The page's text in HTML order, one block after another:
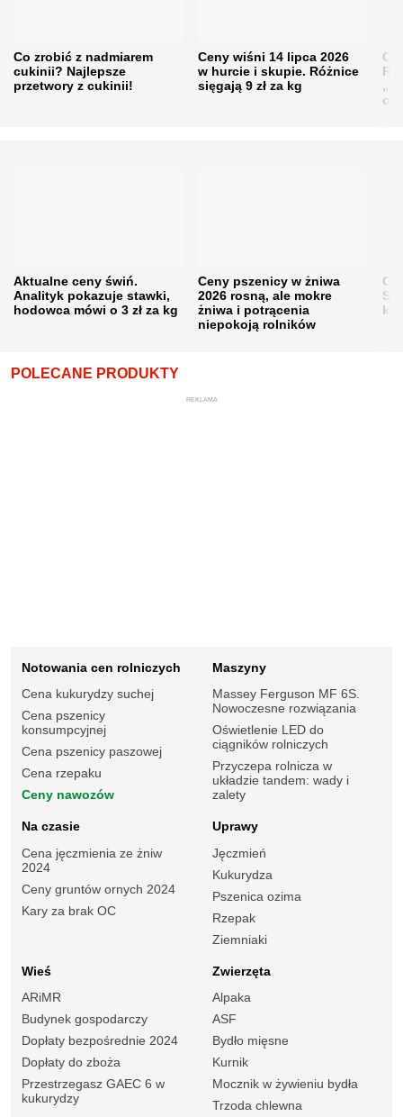
Co zrobić z nadmiarem
cukinii? Najlepsze
przetwory z cukinii!
Ceny wiśni 14 lipca 2026
w hurcie i skupie. Różnice
sięgają 9 zł za kg
Aktualne ceny świń.
Analityk pokazuje stawki,
hodowca mówi o 3 zł za kg
Ceny pszenicy w żniwa
2026 rosną, ale mokre
żniwa i potrącenia
niepokoją rolników
POLECANE PRODUKTY
REKLAMA
Notowania cen rolniczych
Cena kukurydzy suchej
Cena pszenicy
konsumpcyjnej
Cena pszenicy paszowej
Cena rzepaku
Ceny nawozów
Maszyny
Massey Ferguson MF 6S.
Nowoczesne rozwiązania
Oświetlenie LED do
ciągników rolniczych
Przyczepa rolnicza w
układzie tandem: wady i
zalety
Na czasie
Cena jęczmienia ze żniw
2024
Ceny gruntów ornych 2024
Kary za brak OC
Uprawy
Jęczmień
Kukurydza
Pszenica ozima
Rzepak
Ziemniaki
Wieś
ARiMR
Budynek gospodarczy
Dopłaty bezpośrednie 2024
Dopłaty do zboża
Przestrzegasz GAEC 6 w
kukurydzy
Zwierzęta
Alpaka
ASF
Bydło mięsne
Kurnik
Mocznik w żywieniu bydła
Trzoda chlewna